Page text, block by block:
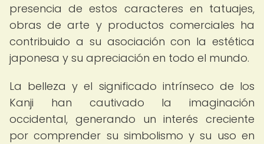
presencia de estos caracteres en tatuajes,
obras de arte y productos comerciales ha
contribuido a su asociación con la estética
japonesa y su apreciación en todo el mundo.
La belleza y el significado intrínseco de los
Kanji han cautivado la imaginación
occidental, generando un interés creciente
por comprender su simbolismo y su uso en